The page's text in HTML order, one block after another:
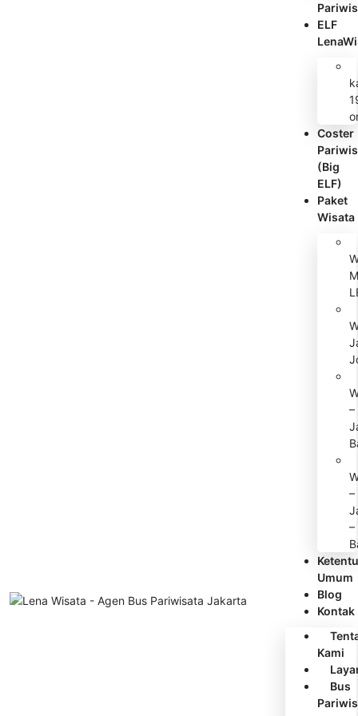
ELF
Coster
(Big
ELF)
Paket
Wisata
–
–
–
Umum
Blog
Kontak
Kami
Bus